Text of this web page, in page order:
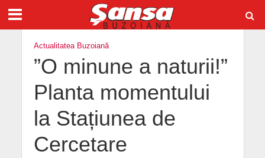
Actualitatea Buzoiană
”O minune a naturii!”
Planta momentului
la Stațiunea de
Cercetare